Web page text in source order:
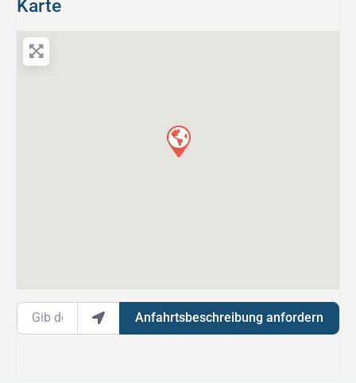
Karte
Gib deinen Standort ein.
Anfahrtsbeschreibung anfordern